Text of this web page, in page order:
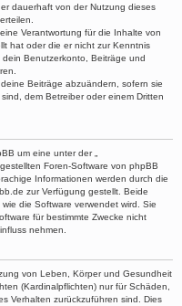
dauerhaft von der Nutzung dieses
Verantwortung für die Inhalte von
hat oder die er nicht zur Kenntnis
Benutzerkonto, Beiträge und
Beiträge abzuändern, sofern sie
dem Betreiber oder einem Dritten
um eine unter der „
Foren-Software von phpBB
Informationen werden durch die
zur Verfügung gestellt. Beide
die Software verwendet wird. Sie
für bestimmte Zwecke nicht
nehmen.
von Leben, Körper und Gesundheit
(Kardinalpflichten) nur für Schäden,
Verhalten zurückzuführen sind. Dies